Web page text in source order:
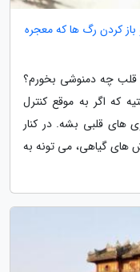
و باز کردن رگ ها که معجره
چه دمنوشی بخورم؟
که اگر به موقع کنترل
های قلبی بشه. در کنار
های گیاهی، می تونه به